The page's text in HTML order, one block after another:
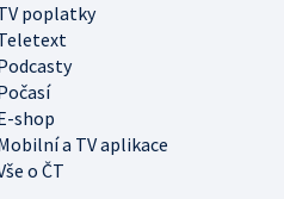
poplatky
shop
a TV aplikace
o ČT